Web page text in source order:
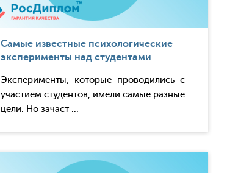
Самые известные психологические
эксперименты над студентами
Эксперименты, которые проводились с
участием студентов, имели самые разные
цели. Но зачаст ...